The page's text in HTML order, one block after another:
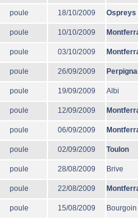
poule 18/10/2009 Ospreys
poule 10/10/2009
poule 03/10/2009
poule 26/09/2009
poule 19/09/2009 Albi
poule 12/09/2009
poule 06/09/2009
poule 02/09/2009 Toulon
poule 28/08/2009 Brive
poule 22/08/2009
poule 15/08/2009 Bourgoin